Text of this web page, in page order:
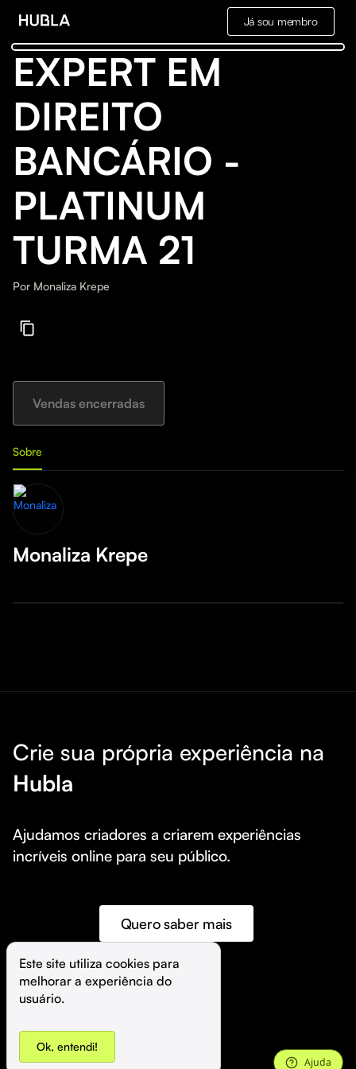
Já sou membro
EXPERT EM
DIREITO
BANCÁRIO -
PLATINUM
TURMA 21
Por Monaliza Krepe
Vendas encerradas
Sobre
Monaliza Krepe
Crie sua própria experiência na
Hubla
Ajudamos criadores a criarem experiências
incríveis online para seu público.
Quero saber mais
©️ Hubla Tecnologia Ltda • 2026
Este site utiliza cookies para
melhorar a experiência do
usuário.
Ok, entendi!
Ajuda